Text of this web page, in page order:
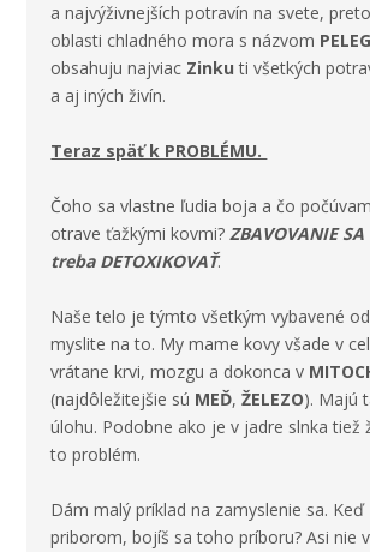
a najvýživnejších potravín na svete,
oblasti chladného mora s názvom
obsahuju najviac Zinku ti všetkých
a aj iných živín.
Teraz späť k PROBLÉMU.
Čoho sa vlastne ľudia boja a čo
otrave ťažkými kovmi?ZBAVOVANIE
treba DETOXIKOVAŤ.
Naše telo je týmto všetkým vybavené
myslite na to. My mame kovy všade v
vrátane krvi, mozgu a dokonca v
(najdôležitejšie sú MEĎ,ŽELEZO). Majú
úlohu. Podobne ako je v jadre slnka tiež
to problém.
Dám malý príklad na zamyslenie sa. Keď
priborom, bojíš sa toho príboru? Asi nie